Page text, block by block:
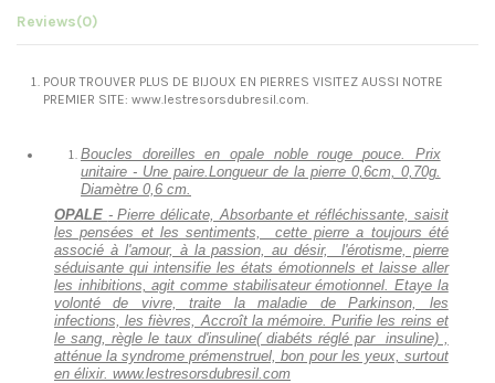
Reviews(0)
POUR TROUVER PLUS DE BIJOUX EN PIERRES VISITEZ AUSSI NOTRE
PREMIER SITE: www.lestresorsdubresil.com.
Boucles doreilles en opale noble rouge pouce. Prix
unitaire -Une paire.Longueur de la pierre 0,6cm, 0,70g.
Diamètre 0,6 cm.
OPALE - Pierre délicate, Absorbante et réfléchissante, saisit
les pensées et les sentiments, cette pierre a toujours été
associé à l'amour, à la passion, au désir, l'érotisme, pierre
séduisante qui intensifie les états émotionnels et laisse aller
les inhibitions, agit comme stabilisateur émotionnel. Etaye la
volonté de vivre, traite la maladie de Parkinson, les
infections, les fièvres, Accroît la mémoire. Purifie les reins et
le sang, règle le taux d'insuline( diabéts réglé par insuline) ,
atténue la syndrome prémenstruel, bon pour les yeux, surtout
en élixir. www.lestresorsdubresil.com